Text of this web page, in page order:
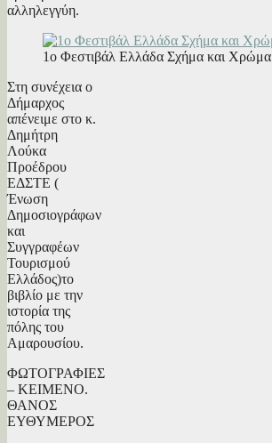
αλληλεγγύη.
1ο Φεστιβάλ Ελλάδα Σχήμα και Χρώμα
Στη συνέχεια ο
Δήμαρχος
απένειμε στο κ.
Δημήτρη
Λούκα
Προέδρου
ΕΔΣΤΕ (
Ένωση
Δημοσιογράφων
και
Συγγραφέων
Τουρισμού
Ελλάδος)το
βιβλίο με την
ιστορία της
πόλης του
Αμαρουσίου.
ΦΩΤΟΓΡΑΦΙΕΣ
– ΚΕΙΜΕΝΟ.
ΘΑΝΟΣ
ΕΥΘΥΜΕΡΟΣ